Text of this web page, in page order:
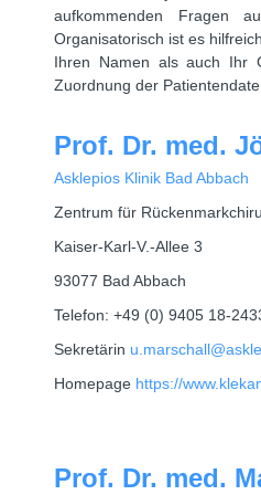
aufkommenden Fragen
Organisatorisch ist es
Ihren Namen als auch Ihr
Zuordnung der
Prof. Dr. med.
Asklepios Klinik Bad Abbach
Zentrum für
Kaiser-Karl-V.-Allee 3
93077 Bad Abbach
Telefon: +49 (0) 9405 18-
Sekretärin
Homepage https://
Prof. Dr. med.